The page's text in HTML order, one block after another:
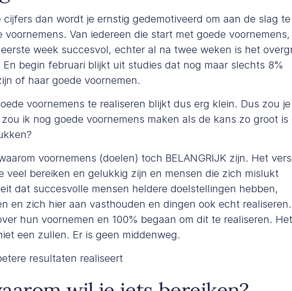
cijfers dan wordt je ernstig gedemotiveerd om aan de slag te
voornemens. Van iedereen die start met goede voornemens,
week succesvol, echter al na twee weken is het
begin februari blijkt uit studies dat nog maar slechts 8%
of haar goede voornemen.
voornemens te realiseren blijkt dus erg klein. Dus zou je
zou ik nog goede voornemens maken als de kans zo groot is
voornemens (doelen) toch BELANGRIJK zijn. Het
veel bereiken en gelukkig zijn en mensen die zich mislukt
dat succesvolle mensen heldere doelstellingen hebben,
en zich hier aan vasthouden en dingen ook echt
hun voornemen en 100% begaan om dit te realiseren.
een zullen. Er is geen middenweg.
resultaten realiseert